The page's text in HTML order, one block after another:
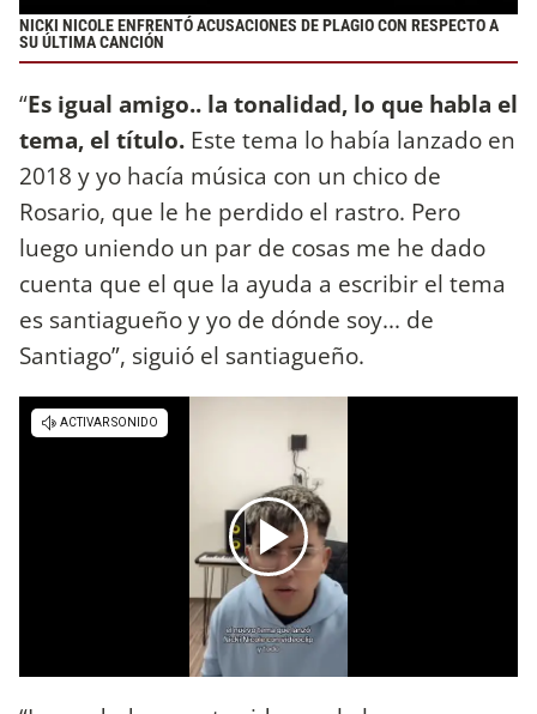
NICKI NICOLE ENFRENTÓ ACUSACIONES DE PLAGIO CON RESPECTO A
SU ÚLTIMA CANCIÓN
“Es igual amigo.. la tonalidad, lo que habla el
tema, el título. Este tema lo había lanzado en
2018 y yo hacía música con un chico de
Rosario, que le he perdido el rastro. Pero
luego uniendo un par de cosas me he dado
cuenta que el que la ayuda a escribir el tema
es santiagueño y yo de dónde soy... de
Santiago”, siguió el santiagueño.